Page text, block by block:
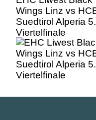
Wings Linz vs
Suedtirol Alperia 5.
Viertelfinale